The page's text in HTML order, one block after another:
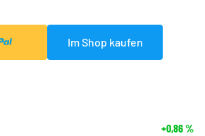
Im Shop kaufen
+0,86%